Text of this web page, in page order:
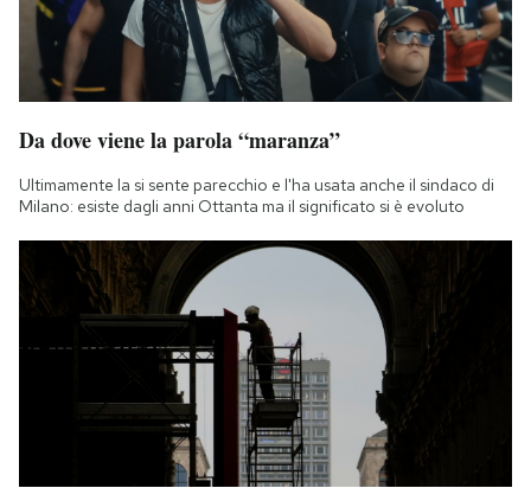
Da dove viene la parola “maranza”
Ultimamente la si sente parecchio e l'ha usata anche il sindaco di
Milano: esiste dagli anni Ottanta ma il significato si è evoluto